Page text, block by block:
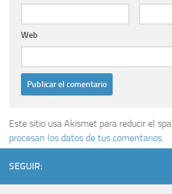
Web
Este sitio usa Akismet para reducir el
procesan los datos de tus comentarios.
SEGUIR: